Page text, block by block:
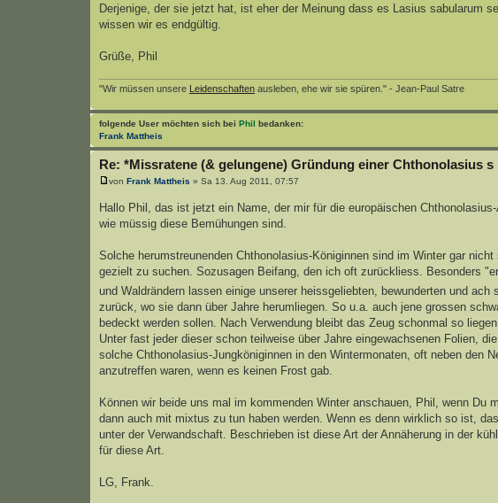
Derjenige, der sie jetzt hat, ist eher der Meinung dass es Lasius sabularum
wissen wir es endgültig.
Grüße, Phil
"Wir müssen unsere Leidenschaften ausleben, ehe wir sie spüren." - Jean-Paul Satre
folgende User möchten sich bei Phil bedanken:
Frank Mattheis
Re: *Missratene (& gelungene) Gründung einer Chthonolasius s
von Frank Mattheis » Sa 13. Aug 2011, 07:57
Hallo Phil, das ist jetzt ein Name, der mir für die europäischen
wie müssig diese Bemühungen sind.
Solche herumstreunenden Chthonolasius-Königinnen sind im Winter gar
gezielt zu suchen. Sozusagen Beifang, den ich oft zurückliess. Besonders
und Waldrändern lassen einige unserer heissgeliebten, bewunderten und ach
zurück, wo sie dann über Jahre herumliegen. So u.a. auch jene grossen
bedeckt werden sollen. Nach Verwendung bleibt das Zeug schonmal so
Unter fast jeder dieser schon teilweise über Jahre eingewachsenen Folien,
solche Chthonolasius-Jungköniginnen in den Wintermonaten, oft neben den
anzutreffen waren, wenn es keinen Frost gab.
Können wir beide uns mal im kommenden Winter anschauen, Phil, wenn
dann auch mit mixtus zu tun haben werden. Wenn es denn wirklich so ist,
unter der Verwandschaft. Beschrieben ist diese Art der Annäherung in der
für diese Art.
LG, Frank.